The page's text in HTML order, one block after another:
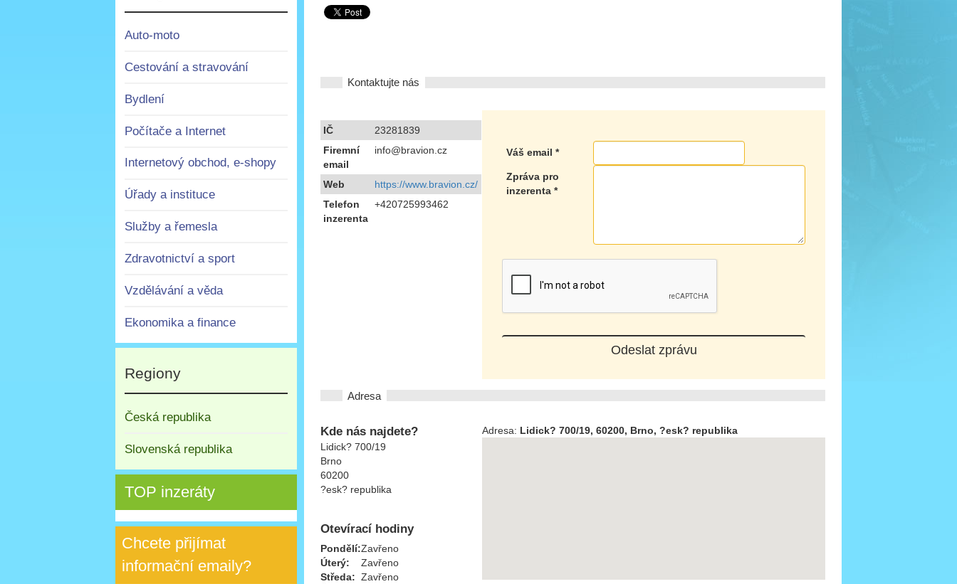
Auto-moto
Cestování a stravování
Bydlení
Počítače a Internet
Internetový obchod, e-shopy
Úřady a instituce
Služby a řemesla
Zdravotnictví a sport
Vzdělávání a věda
Ekonomika a finance
Regiony
Česká republika
Slovenská republika
TOP inzeráty
Chcete přijímat
informační emaily?
Kontaktujte nás
IČ
23281839
Firemní
email
info@bravion.cz
Web
https://www.bravion.cz/
Telefon
inzerenta
+420725993462
Váš email*
Zpráva pro
inzerenta*
Adresa
Kde nás najdete?
Lidick? 700/19
Brno
60200
?esk? republika
Otevírací hodiny
Pondělí:Zavřeno
Úterý:
Zavřeno
Středa: Zavřeno
Adresa: Lidick? 700/19, 60200, Brno, ?esk? republika